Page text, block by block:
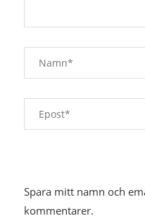
Spara mitt namn och
kommentarer.